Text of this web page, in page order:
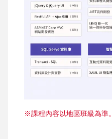
※課程內容以地區班級為準。